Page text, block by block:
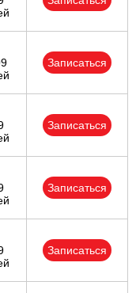
Записаться
Записаться
Записаться
Записаться